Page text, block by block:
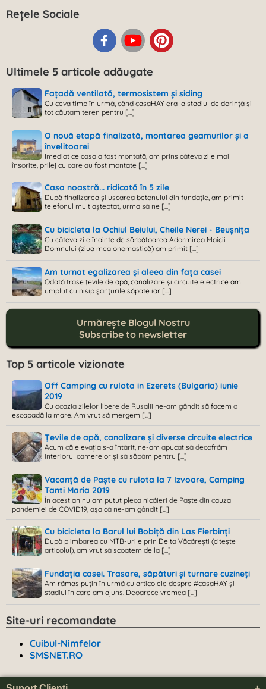
Rețele Sociale
Ultimele 5 articole adăugate
Fațadă ventilată, termosistem și siding
Cu ceva timp în urmă, când casaHAY era la stadiul de dorință și
tot căutam teren pentru [...]
O nouă etapă finalizată, montarea geamurilor și a
învelitoarei
Imediat ce casa a fost montată, am prins câteva zile mai
însorite, prilej cu care au fost montate [...]
Casa noastră... ridicată în 5 zile
După finalizarea și uscarea betonului din fundație, am primit
telefonul mult așteptat, urma să ne [...]
Cu bicicleta la Ochiul Beiului, Cheile Nerei - Beușnița
Cu câteva zile înainte de sărbătoarea Adormirea Maicii
Domnului (ziua mea onomastică) am primit [...]
Am turnat egalizarea și aleea din fața casei
Odată trase țevile de apă, canalizare și circuite electrice am
umplut cu nisip șanțurile săpate iar [...]
Urmărește Blogul Nostru
Subscribe to newsletter
Top 5 articole vizionate
Off Camping cu rulota in Ezerets (Bulgaria) iunie
2019
Cu ocazia zilelor libere de Rusalii ne-am gândit să facem o
escapadă la mare. Am vrut să mergem [...]
Țevile de apă, canalizare și diverse circuite electrice
Acum că elevația s-a întărit, ne-am apucat să decofrăm
interiorul camerelor și să săpăm pentru [...]
Vacanță de Paște cu rulota la 7 Izvoare, Camping
Tanti Maria 2019
În acest an nu am putut pleca nicăieri de Paște din cauza
pandemiei de COVID19, așa că ne-am gândit [...]
Cu bicicleta la Barul lui Bobiță din Las Fierbinți
După plimbarea cu MTB-urile prin Delta Văcărești (citește
articolul), am vrut să scoatem de la [...]
Fundația casei. Trasare, săpături și turnare cuzineți
Am rămas puțin în urmă cu articolele despre #casaHAY și
stadiul în care am ajuns. Deoarece vremea [...]
Site-uri recomandate
Cuibul-Nimfelor
SMSNET.RO